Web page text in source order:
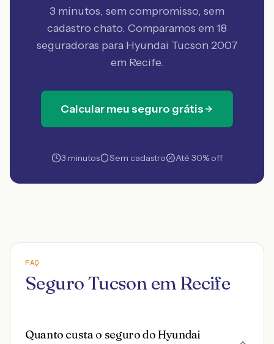
3 minutos, sem compromisso, sem
cadastro chato. Comparamos em 18
seguradoras para Hyundai Tucson 2007
em Recife.
Calcular meu seguro grátis
3 minutos Sem cadastro Até 30% off
FAQ
Seguro Tucson em Recife
Quanto custa o seguro do Hyundai